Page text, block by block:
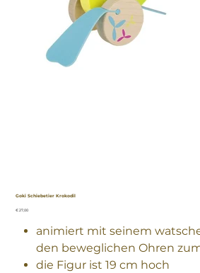
Goki Schiebetier Krokodil
Preis
€ 27,00
animiert mit seinem
den beweglichen Ohren
die Figur ist 19 cm hoch